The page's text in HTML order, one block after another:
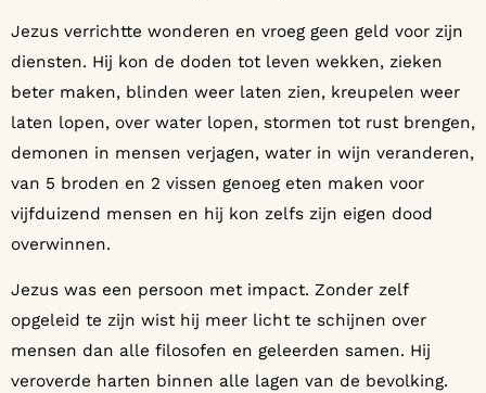
Jezus verrichtte wonderen en vroeg geen geld voor zijn
diensten. Hij kon de doden tot leven wekken, zieken
beter maken, blinden weer laten zien, kreupelen weer
laten lopen, over water lopen, stormen tot rust brengen,
demonen in mensen verjagen, water in wijn veranderen,
van 5 broden en 2 vissen genoeg eten maken voor
vijfduizend mensen en hij kon zelfs zijn eigen dood
overwinnen.
Jezus was een persoon met impact. Zonder zelf
opgeleid te zijn wist hij meer licht te schijnen over
mensen dan alle filosofen en geleerden samen. Hij
veroverde harten binnen alle lagen van de bevolking.